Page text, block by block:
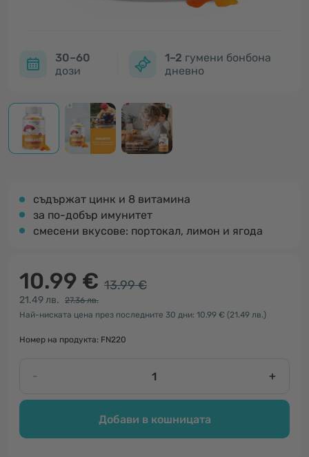
30–60
дози
1–2 гумени бонбона
дневно
съдържат цинк и 8 витамина
за по-добър имунитет
смесени вкусове: портокал, лимон и ягода
10.99 € 13.99 €
21.49 лв.
27.36 лв.
Най-ниската цена през последните 30 дни: 10.99 € (21.49 лв.)
Номер на продукта: FN220
- +
Добави в кошницата